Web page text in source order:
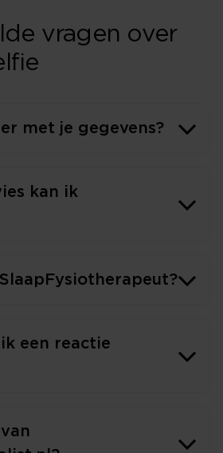
vragen over
met je gegevens?
kan ik
een reactie